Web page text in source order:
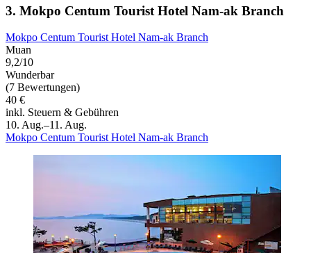
3. Mokpo Centum Tourist Hotel Nam-ak Branch
Mokpo Centum Tourist Hotel Nam-ak Branch
Muan
9,2/10
Wunderbar
(7 Bewertungen)
40 €
inkl. Steuern & Gebühren
10. Aug.–11. Aug.
Mokpo Centum Tourist Hotel Nam-ak Branch